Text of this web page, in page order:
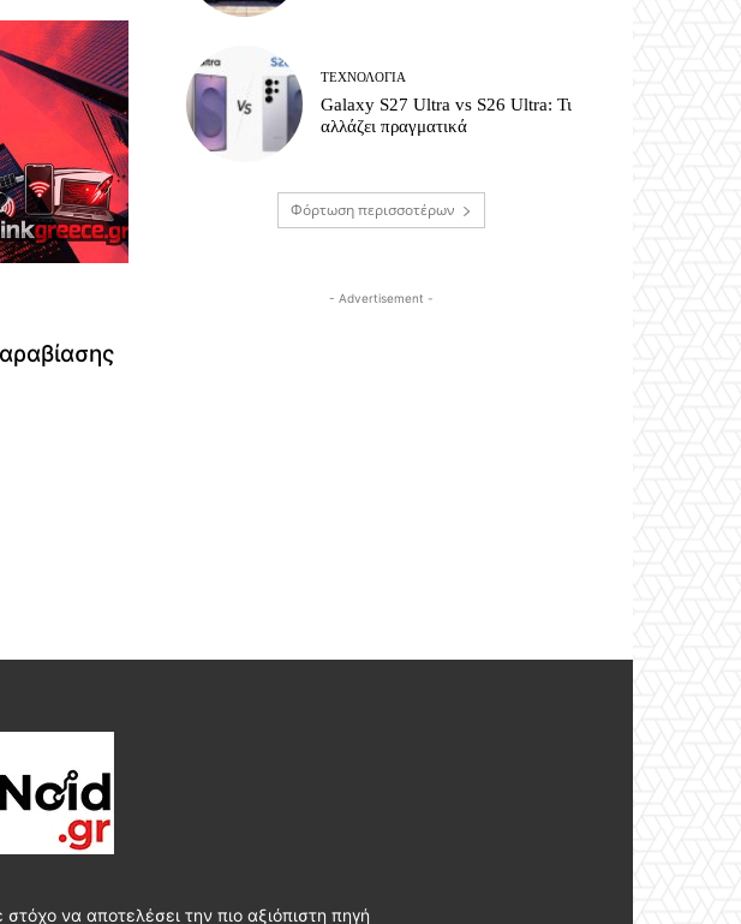
ΤΕΧΝΟΛΟΓΊΑ
Galaxy S27 Ultra vs S26 Ultra: Τι
αλλάζει πραγματικά
Φόρτωση περισσοτέρων
- Advertisement -
να αποτελέσει την πιο αξιόπιστη πηγή